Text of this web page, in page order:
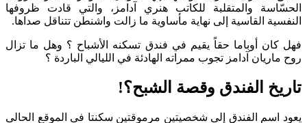
الحسّاسة والمتقلبة للكاتب هنري آدامز، والتي قادت ظروفها
النفسية القاسية إلى نهاية مأساوية ما زالت واشنطن تتناقل صداها.
فهل كان أوباما حقاً يقيم في فندق تسكنه الأشباح ؟ وهل ما تزال
روح ماريان آدامز تجوب ممراته الهادئة في الليالي الباردة ؟
تاريخ الفندق وقصة الشبح؟!
يعود اسم الفندق إلى شخصيتين مرموقتين سكنتا فى الموقع الحالى